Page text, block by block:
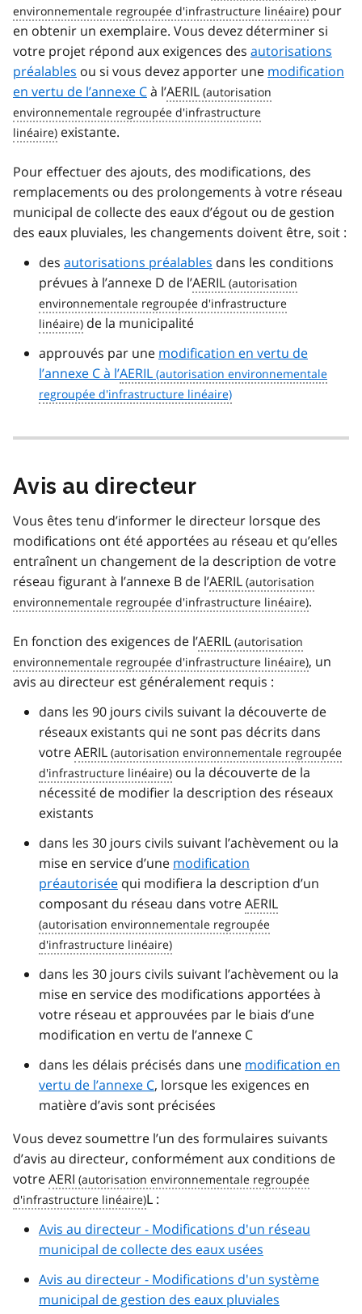
pour
en obtenir un exemplaire. Vous devez déterminer si
votre projet répond aux exigences des autorisations
préalables ou si vous devez apporter une modification
en vertu de l’annexe Cà l’AERIL
existante.
Pour effectuer des ajouts, des modifications, des
remplacements ou des prolongements à votre réseau
municipal de collecte des eaux d’égout ou de gestion
des eaux pluviales, les changements doivent être, soit :
des autorisations préalables dans les conditions
prévues à l’annexe D de l’AERIL
de la municipalité
approuvés par une modification en vertu de
l’annexe C à l’AERIL
Avis au directeur
Vous êtes tenu d’informer le directeur lorsque des
modifications ont été apportées au réseau et qu’elles
entraînent un changement de la description de votre
réseau figurant à l’annexe B de l’AERIL
.
En fonction des exigences de l’AERIL
, un
avis au directeur est généralement requis :
dans les 90 jours civils suivant la découverte de
réseaux existants qui ne sont pas décrits dans
votreAERIL
ou la découverte de la
nécessité de modifier la description des réseaux
existants
dans les 30 jours civils suivant l’achèvement ou la
mise en service d’une modification
préautorisée qui modifiera la description d’un
composant du réseau dans votreAERIL
dans les 30 jours civils suivant l’achèvement ou la
mise en service des modifications apportées à
votre réseau et approuvées par le biais d’une
modification en vertu de l’annexe C
dans les délais précisés dans une modification en
vertu de l’annexe C, lorsque les exigences en
matière d’avis sont précisées
Vous devez soumettre l’un des formulaires suivants
d’avis au directeur, conformément aux conditions de
votreAERI
L :
Avis au directeur - Modifications d'un réseau
municipal de collecte des eaux usées
Avis au directeur - Modifications d'un système
municipal de gestion des eaux pluviales